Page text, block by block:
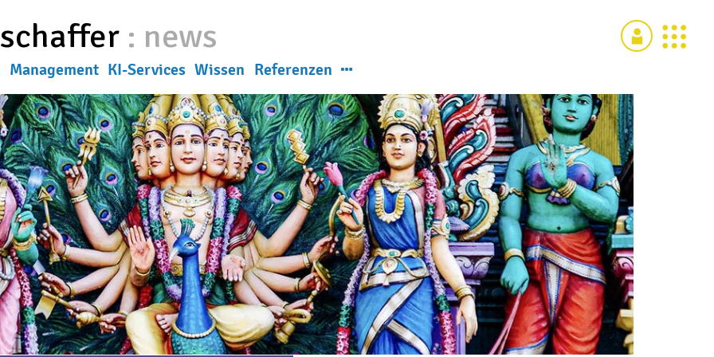
: news
Management KI-Services Wissen Referenzen
News